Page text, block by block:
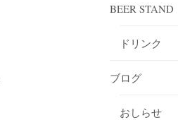
BEER STAND
ドリンク
ブログ
おしらせ